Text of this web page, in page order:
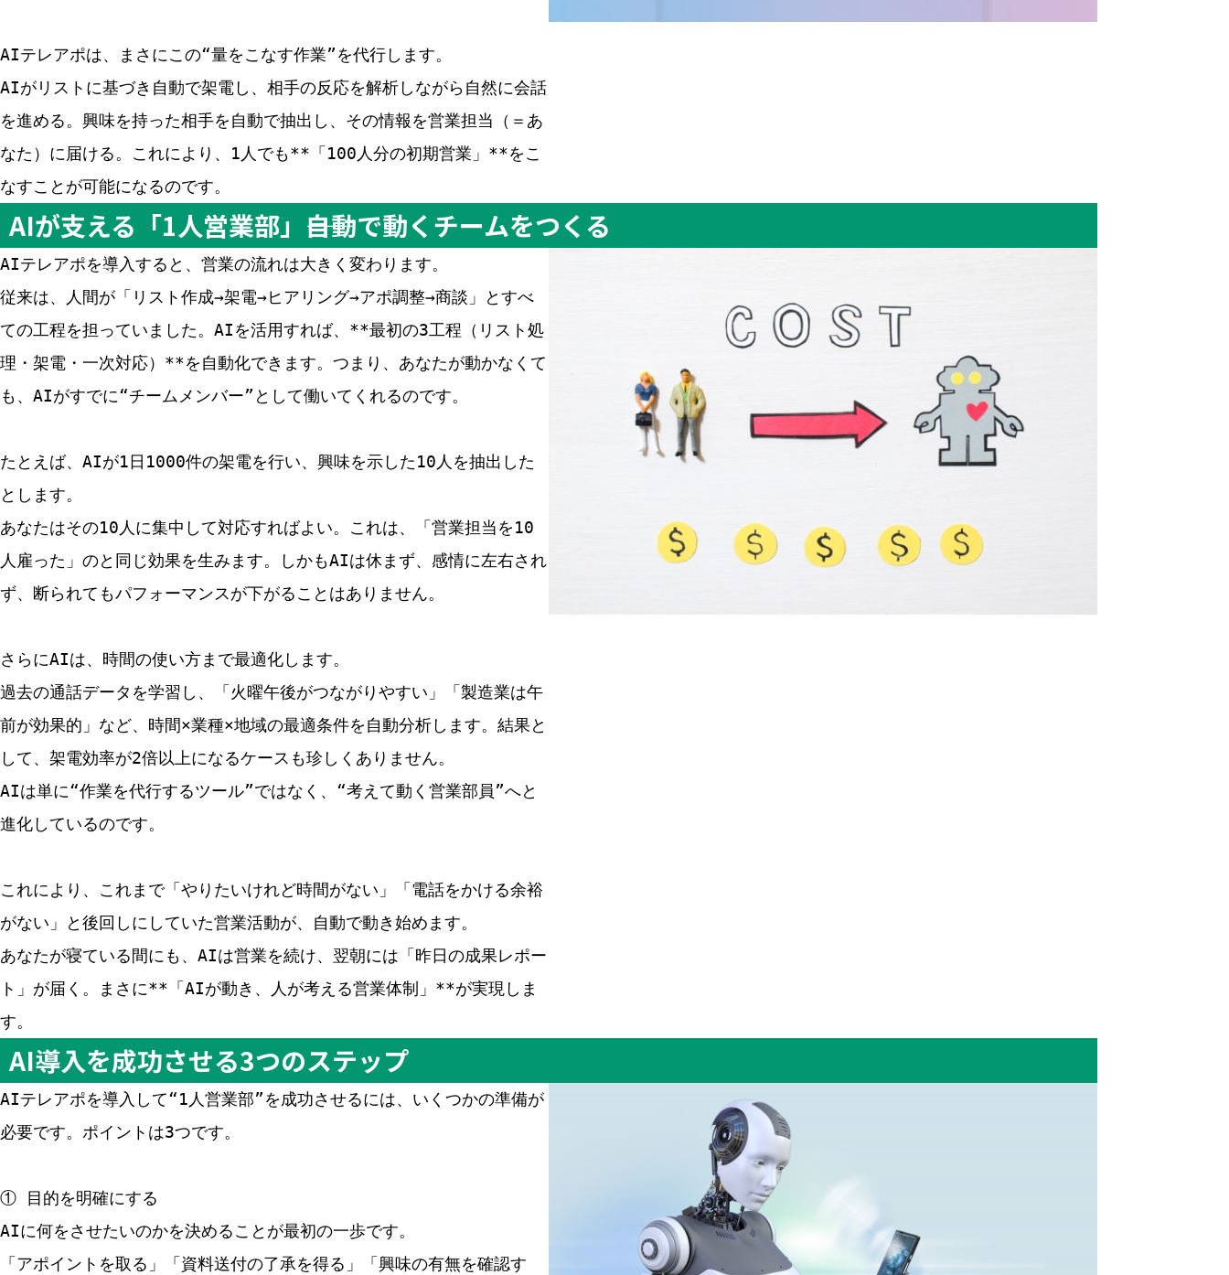
AIテレアポは、まさにこの“量をこなす作業”を代行します。
AIがリストに基づき自動で架電し、相手の反応を解析しながら自然に会話
を進める。興味を持った相手を自動で抽出し、その情報を営業担当（＝あ
なた）に届ける。これにより、1人でも**「100人分の初期営業」**をこ
なすことが可能になるのです。
AIが支える「1人営業部」――自動で動くチームをつくる
AIテレアポを導入すると、営業の流れは大きく変わります。
従来は、人間が「リスト作成→架電→ヒアリング→アポ調整→商談」とすべ
ての工程を担っていました。AIを活用すれば、**最初の3工程（リスト処
理・架電・一次対応）**を自動化できます。つまり、あなたが動かなくて
も、AIがすでに“チームメンバー”として働いてくれるのです。
たとえば、AIが1日1000件の架電を行い、興味を示した10人を抽出した
とします。
あなたはその10人に集中して対応すればよい。これは、「営業担当を10
人雇った」のと同じ効果を生みます。しかもAIは休まず、感情に左右され
ず、断られてもパフォーマンスが下がることはありません。
さらにAIは、時間の使い方まで最適化します。
過去の通話データを学習し、「火曜午後がつながりやすい」「製造業は午
前が効果的」など、時間×業種×地域の最適条件を自動分析します。結果と
して、架電効率が2倍以上になるケースも珍しくありません。
AIは単に“作業を代行するツール”ではなく、“考えて動く営業部員”へと
進化しているのです。
これにより、これまで「やりたいけれど時間がない」「電話をかける余裕
がない」と後回しにしていた営業活動が、自動で動き始めます。
あなたが寝ている間にも、AIは営業を続け、翌朝には「昨日の成果レポー
ト」が届く。まさに**「AIが動き、人が考える営業体制」**が実現しま
す。
AI導入を成功させる3つのステップ
AIテレアポを導入して“1人営業部”を成功させるには、いくつかの準備が
必要です。ポイントは3つです。
① 目的を明確にする
AIに何をさせたいのかを決めることが最初の一歩です。
「アポイントを取る」「資料送付の了承を得る」「興味の有無を確認す